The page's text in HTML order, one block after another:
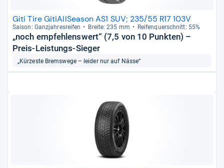
Giti Tire GitiAllSeason AS1 SUV; 235/55 R17 103V
Sai­son: Ganz­jah­res­rei­fen Breite: 235 mm Rei­fen­quer­schnitt: 55%
„noch empfehlenswert“ (7,5 von 10 Punkten) –
Preis-Leistungs-Sieger
„Kürzeste Bremswege – leider nur auf Nässe“